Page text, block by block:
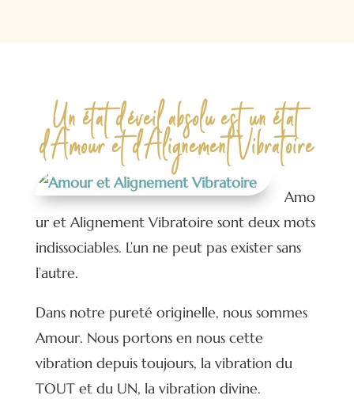
Un état d’éveil absolu est un état
d’Amour et d’Alignement Vibratoire
Amo
ur et Alignement Vibratoire sont deux mots
indissociables. L’un ne peut pas exister sans
l’autre.
Dans notre pureté originelle, nous sommes
Amour. Nous portons en nous cette
vibration depuis toujours, la vibration du
TOUT et du UN, la vibration divine.